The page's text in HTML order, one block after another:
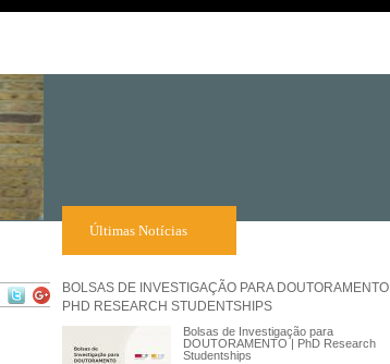
Últimas Notícias
BOLSAS DE INVESTIGAÇÃO PARA DOUTORAMENTO |
PHD RESEARCH STUDENTSHIPS
Bolsas de Investigação para
DOUTORAMENTO | PhD Research
Studentships